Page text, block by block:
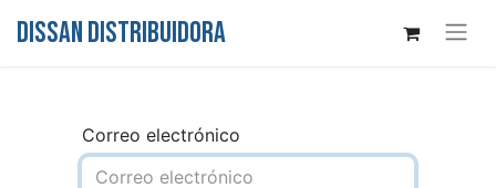
DISSAN DISTRIBUIDORA
Correo electrónico